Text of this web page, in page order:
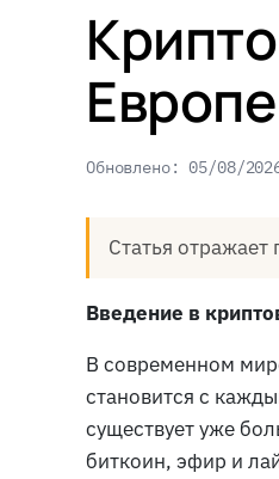
Обновлено: 05/08/
Статья
Введение в
В современном
становится с
существует уже
биткоин, эфир и